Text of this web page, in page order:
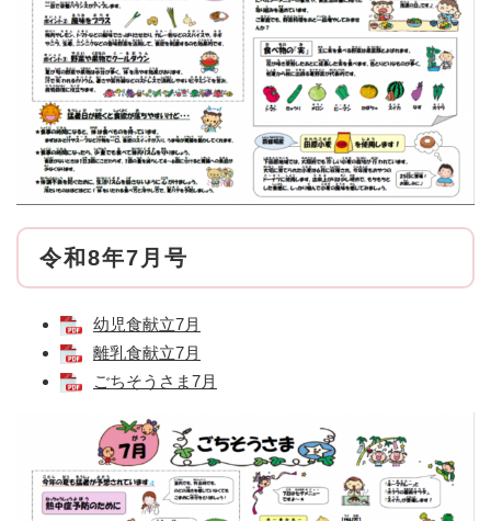
令和8年7月号
幼児食献立7月
離乳食献立7月
ごちそうさま7月